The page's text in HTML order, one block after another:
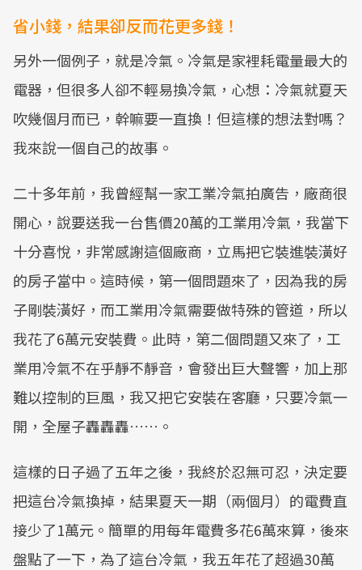
省小錢，結果卻反而花更多錢！
另外一個例子，就是冷氣。冷氣是家裡耗電量最大的
電器，但很多人卻不輕易換冷氣，心想：冷氣就夏天
吹幾個月而已，幹嘛要一直換！但這樣的想法對嗎？
我來說一個自己的故事。
二十多年前，我曾經幫一家工業冷氣拍廣告，廠商很
開心，說要送我一台售價20萬的工業用冷氣，我當下
十分喜悅，非常感謝這個廠商，立馬把它裝進裝潢好
的房子當中。這時候，第一個問題來了，因為我的房
子剛裝潢好，而工業用冷氣需要做特殊的管道，所以
我花了6萬元安裝費。此時，第二個問題又來了，工
業用冷氣不在乎靜不靜音，會發出巨大聲響，加上那
難以控制的巨風，我又把它安裝在客廳，只要冷氣一
開，全屋子轟轟轟……。
這樣的日子過了五年之後，我終於忍無可忍，決定要
把這台冷氣換掉，結果夏天一期（兩個月）的電費直
接少了1萬元。簡單的用每年電費多花6萬來算，後來
盤點了一下，為了這台冷氣，我五年花了超過30萬